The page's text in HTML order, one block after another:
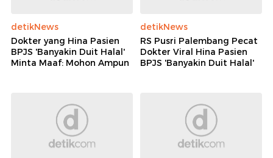
detikNews
Dokter yang Hina Pasien
BPJS 'Banyakin Duit Halal'
Minta Maaf: Mohon Ampun
detikNews
RS Pusri Palembang Pecat
Dokter Viral Hina Pasien
BPJS 'Banyakin Duit Halal'